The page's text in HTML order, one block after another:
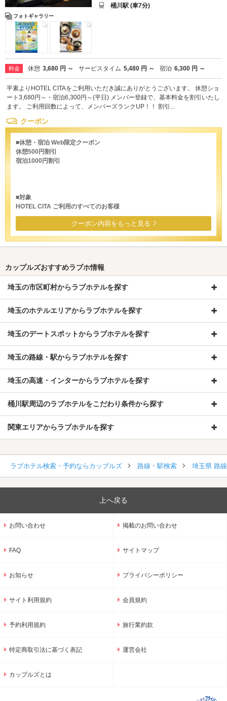
フォトギャラリー
桶川駅 (車7分)
料金 休憩 3,680 円 ～ サービスタイム 5,480 円 ～ 宿泊 6,300 円 ～
平素よりHOTEL CITAをご利用いただき誠にありがとうございます。 休憩ショ
ート3,680円～・宿泊6,300円～(平日) メンバー登録で、基本料金を割引いたし
ます。 ご利用回数によって、メンバーズランクUP！！ 割引...
クーポン
■休憩・宿泊 Web限定クーポン
休憩500円割引
宿泊1000円割引
■対象
HOTEL CITA ご利用のすべてのお客様
クーポン内容をもっと見る
カップルズおすすめラブホ情報
埼玉の市区町村からラブホテルを探す
埼玉のホテルエリアからラブホテルを探す
埼玉のデートスポットからラブホテルを探す
埼玉の路線・駅からラブホテルを探す
埼玉の高速・インターからラブホテルを探す
桶川駅周辺のラブホテルをこだわり条件から探す
関東エリアからラブホテルを探す
ラブホテル検索・予約ならカップルズ 路線・駅検索 埼玉県 路
上へ戻る
お問い合わせ 掲載のお問い合わせ
FAQ サイトマップ
お知らせ プライバシーポリシー
サイト利用規約 会員規約
予約利用規約 旅行業約款
特定商取引法に基づく表記 運営会社
カップルズとは